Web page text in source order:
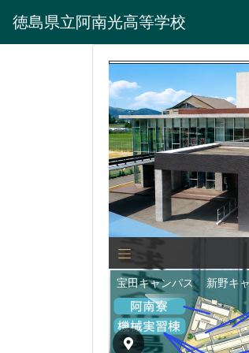
徳島県立阿南光高等学校